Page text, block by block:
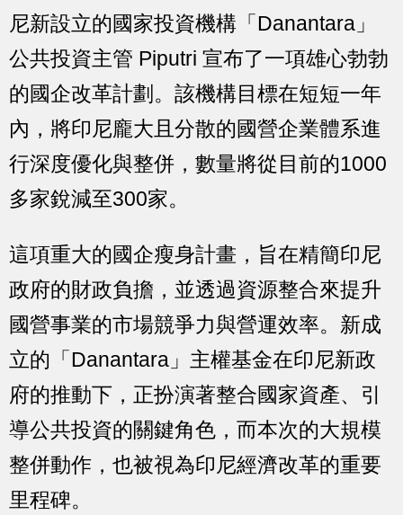
尼新設立的國家投資機構「Danantara」
公共投資主管 Piputri 宣布了一項雄心勃勃
的國企改革計劃。該機構目標在短短一年
內，將印尼龐大且分散的國營企業體系進
行深度優化與整併，數量將從目前的1000
多家銳減至300家。
這項重大的國企瘦身計畫，旨在精簡印尼
政府的財政負擔，並透過資源整合來提升
國營事業的市場競爭力與營運效率。新成
立的「Danantara」主權基金在印尼新政
府的推動下，正扮演著整合國家資產、引
導公共投資的關鍵角色，而本次的大規模
整併動作，也被視為印尼經濟改革的重要
里程碑。